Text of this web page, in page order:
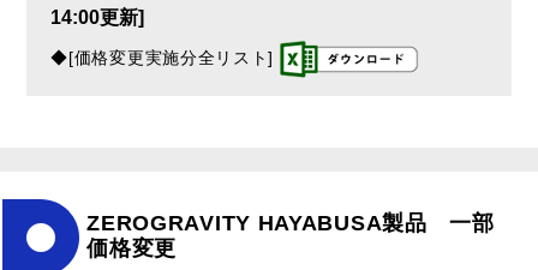
14:00更新]
◆[価格変更実施分全リスト]
ZEROGRAVITY HAYABUSA製品 一部
価格変更